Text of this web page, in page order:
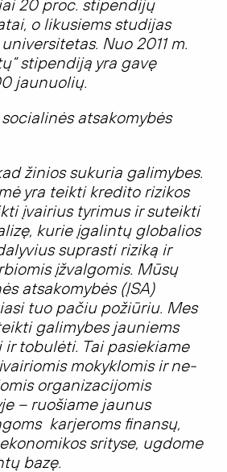
20 proc. stipendijų
o likusiems studijas
Nuo 2011 m.
stipendiją yra gavę
jaunuolių.
socialinės atsakomybės
žinios sukuria galimybes.
yra teikti kredito rizikos
įvairius tyrimus ir suteikti
kurie įgalintų globalios
suprasti riziką ir
įžvalgomis. Mūsų
atsakomybės (ĮSA)
tuo pačiu požiūriu. Mes
galimybes jauniems
ir tobulėti. Tai pasiekiame
mokyklomis ir ne-
organizacijomis
– ruošiame jaunus
karjeroms finansų,
srityse, ugdome
bazę.